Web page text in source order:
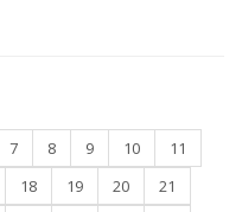
7 8 9 10
11
18 19 20
21